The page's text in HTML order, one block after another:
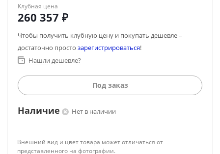
Клубная цена
260 357 ₽
Чтобы получить клубную цену и покупать дешевле –
достаточно просто зарегистрироваться!
Нашли дешевле?
Под заказ
Наличие Нет в наличии
Внешний вид и цвет товара может отличаться от
представленного на фотографии.